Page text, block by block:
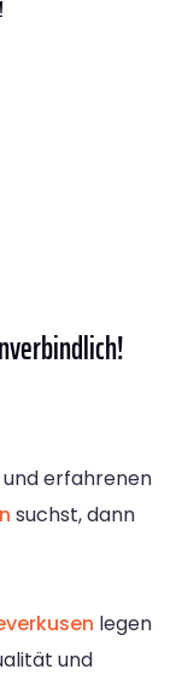
und erfahrenen
suchst, dann
legen
und